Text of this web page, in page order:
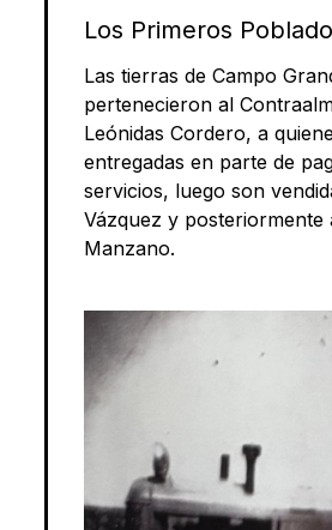
Los Primeros
Las tierras de Campo
pertenecieron al
Leónidas Cordero, a
entregadas en parte de
servicios, luego son
Vázquez y posteriormente
Manzano.